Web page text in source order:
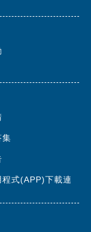
集
程式(APP)下載連